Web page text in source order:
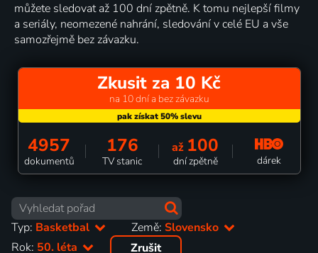
můžete sledovat až 100 dní zpětně. K tomu nejlepší filmy
a seriály, neomezené nahrání, sledování v celé EU a vše
samozřejmě bez závazku.
Zkusit za 10 Kč
na 10 dní a bez závazku
4957
dokumentů
176
TV stanic
až 100
dní zpětně dárek
Typ: Basketbal Země:Slovensko
Rok: 50. léta Zrušit